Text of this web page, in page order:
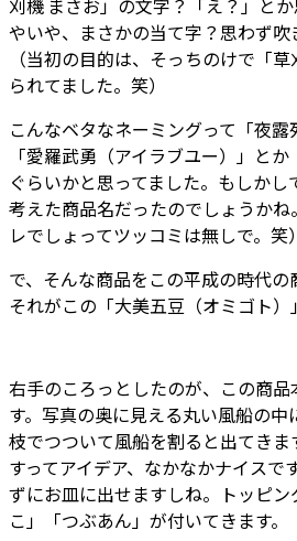
刈機 まさお」の文字？「え？」と
やいや、まさかの当て字？思わず吹
（当初の目的は、そっちのけで「
られてました。笑）
こんなベタなネーミングって「夜
「愛羅武勇（アイラブユー）」とか
ぐらいかと思ってました。もしかし
考えた商品名だったのでしょうかね
レでしょってツッコミは無しで。笑）
で、そんな商品をこの平成の時代の
それがこの「大美五豆（オミゴト）
右手のころっとしたのが、この商
す。写真の奥に見える丸い風船の中
枝でつついて風船を割ると出てきま
すってアイデア、なかなかナイスで
ずにお皿に出せますしね。トッピ
こ」「つぶあん」が付いてきます。